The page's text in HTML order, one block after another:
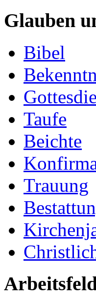
Glauben
Bibel
Taufe
Beichte
Trauung